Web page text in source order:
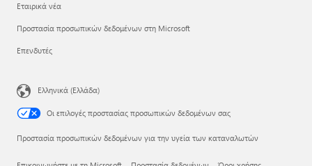
Εταιρικά νέα
Προστασία προσωπικών δεδομένων στη Microsoft
Επενδυτές
Ελληνικά (Ελλάδα)
Οι επιλογές προστασίας προσωπικών δεδομένων σας
Προστασία προσωπικών δεδομένων για την υγεία των καταναλωτών